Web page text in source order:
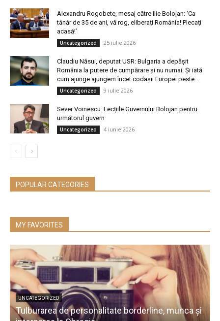
Alexandru Rogobete, mesaj către Ilie Bolojan: ‘Ca
tânăr de 35 de ani, vă rog, eliberați România! Plecați
acasă!’
Uncategorized 25 iulie 2026
Claudiu Năsui, deputat USR: Bulgaria a depășit
România la putere de cumpărare și nu numai. Și iată
cum ajunge ajungem încet codașii Europei peste...
Uncategorized 9 iulie 2026
Sever Voinescu: Lecțiile Guvernului Bolojan pentru
următorul guvern
Uncategorized 4 iunie 2026
POPULAR CATEGORIES
MY FAVORITES
UNCATEGORIZED
Tulburarea de personalitate borderline, munca și